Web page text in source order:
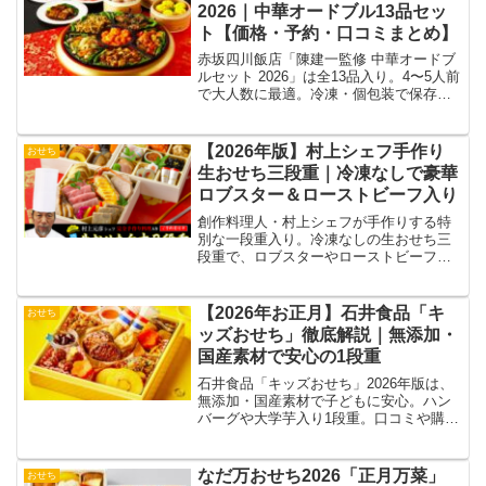
2026｜中華オードブル13品セッ
ト【価格・予約・口コミまとめ】
赤坂四川飯店「陳建一監修 中華オードブ
ルセット 2026」は全13品入り。4〜5人前
で大人数に最適。冷凍・個包装で保存も
おせち
【2026年版】村上シェフ手作り
生おせち三段重｜冷凍なしで豪華
ロブスター＆ローストビーフ入り
創作料理人・村上シェフが手作りする特
別な一段重入り。冷凍なしの生おせち三
段重で、ロブスターやローストビーフを
おせち
【2026年お正月】石井食品「キ
ッズおせち」徹底解説｜無添加・
国産素材で安心の1段重
石井食品「キッズおせち」2026年版は、
無添加・国産素材で子どもに安心。ハン
バーグや大学芋入り1段重。口コミや購入
おせち
なだ万おせち2026「正月万菜」